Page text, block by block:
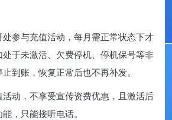
参与充值活动，每月需正常状态下才
于未激活、欠费停机、停机保号等非
到账，恢复正常后也不再补发。
动，不享受宣传资费优惠，且激活后
，只能接听电话。